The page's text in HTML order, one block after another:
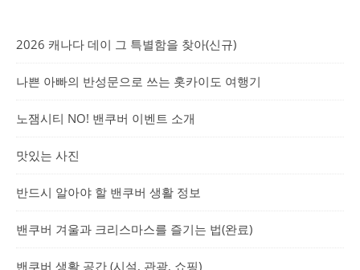
2026 캐나다 데이 그 특별함을 찾아(신규)
나쁜 아빠의 반성문으로 쓰는 홋카이도 여행기
노잼시티 NO! 밴쿠버 이벤트 소개
맛있는 사진
반드시 알아야 할 밴쿠버 생활 정보
밴쿠버 겨울과 크리스마스를 즐기는 법(완료)
밴쿠버 생활 공간 (시설, 관광, 쇼핑)